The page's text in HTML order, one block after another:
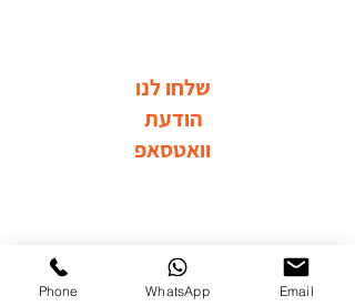
שלחו לנו
הודעת
וואטסאפ
Phone WhatsApp Email